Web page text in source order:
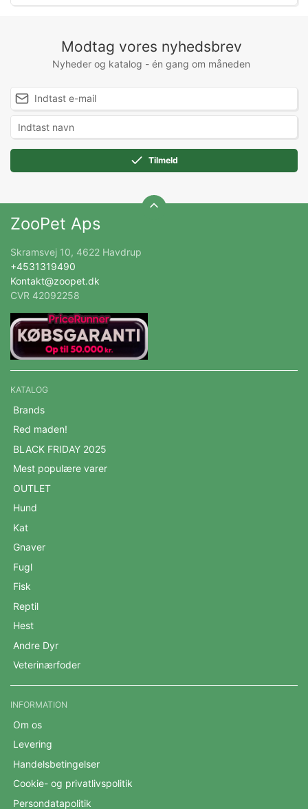
Modtag vores nyhedsbrev
Nyheder og katalog - én gang om måneden
Tilmeld
ZooPet Aps
Skramsvej 10, 4622 Havdrup
+4531319490
Kontakt@zoopet.dk
CVR 42092258
KATALOG
Brands
Red maden!
BLACK FRIDAY 2025
Mest populære varer
OUTLET
Hund
Kat
Gnaver
Fugl
Fisk
Reptil
Hest
Andre Dyr
Veterinærfoder
INFORMATION
Om os
Levering
Handelsbetingelser
Cookie- og privatlivspolitik
Persondatapolitik